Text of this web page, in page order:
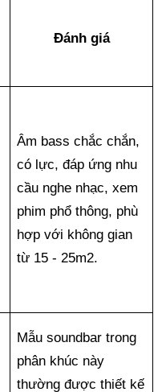
Đánh giá
Âm bass chắc chắn,
có lực, đáp ứng nhu
cầu nghe nhạc, xem
phim phổ thông, phù
hợp với không gian
từ 15 - 25m2.
Mẫu soundbar trong
phân khúc này
thường được thiết kế